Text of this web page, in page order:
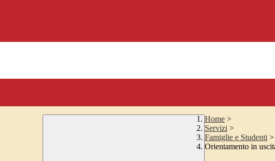
Home >
Servizi >
Famiglie e Studenti >
Orientamento in